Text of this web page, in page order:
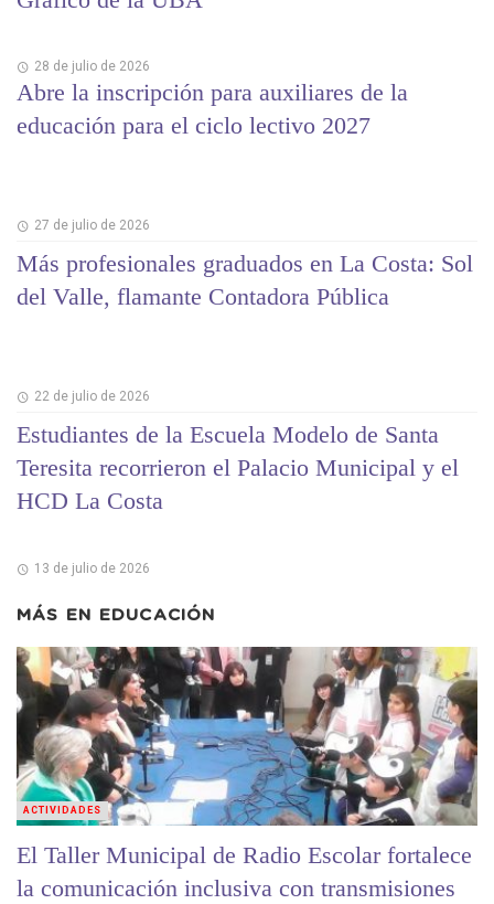
28 de julio de 2026
Abre la inscripción para auxiliares de la
educación para el ciclo lectivo 2027
27 de julio de 2026
Más profesionales graduados en La Costa: Sol
del Valle, flamante Contadora Pública
22 de julio de 2026
Estudiantes de la Escuela Modelo de Santa
Teresita recorrieron el Palacio Municipal y el
HCD La Costa
13 de julio de 2026
MÁS EN EDUCACIÓN
El Taller Municipal de Radio Escolar fortalece
la comunicación inclusiva con transmisiones
ACTIVIDADES